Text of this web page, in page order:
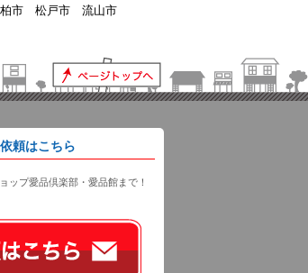
柏市 松戸市 流山市
頼はこちら
ップ愛品倶楽部・愛品館まで！